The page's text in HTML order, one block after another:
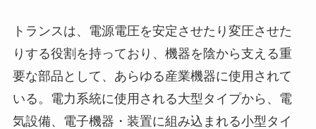
トランスは、電源電圧を安定させたり変圧させた
りする役割を持っており、機器を陰から支える重
要な部品として、あらゆる産業機器に使用されて
いる。電力系統に使用される大型タイプから、電
気設備、電子機器・装置に組み込まれる小型タイ